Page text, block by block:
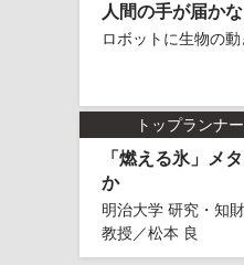
人間の手が届か
ロボットに生物の
トップランナー
「燃える氷」メ
か
明治大学 研究・知
教授／松本 良